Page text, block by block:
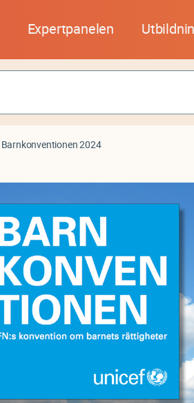
Expertpanelen
Barnkonventionen 2024